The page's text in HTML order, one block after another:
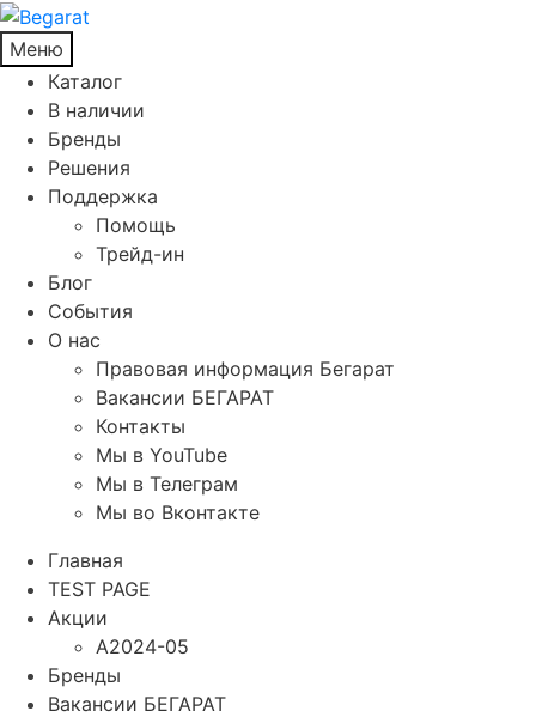
Меню
Каталог
В наличии
Бренды
Решения
Поддержка
Помощь
Трейд-ин
Блог
События
О нас
Правовая информация Бегарат
Вакансии БЕГАРАТ
Контакты
Мы в YouTube
Мы в Телеграм
Мы во Вконтакте
Главная
TEST PAGE
Акции
A2024-05
Бренды
Вакансии БЕГАРАТ